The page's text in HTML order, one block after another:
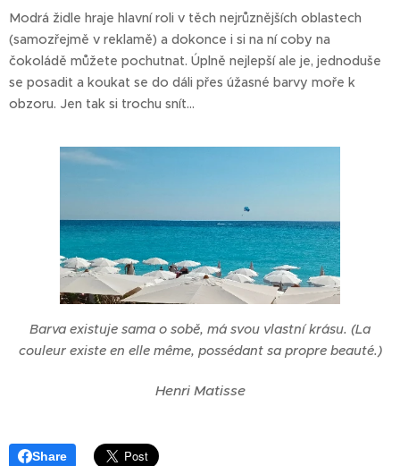
Modrá židle hraje hlavní roli v těch nejrůznějších oblastech
(samozřejmě v reklamě) a dokonce i si na ní coby na
čokoládě můžete pochutnat. Úplně nejlepší ale je, jednoduše
se posadit a koukat se do dáli přes úžasné barvy moře k
obzoru. Jen tak si trochu snít…
Barva existuje sama o sobě, má svou vlastní krásu. (La
couleur existe en elle même, possédant sa propre beauté.)
Henri Matisse
Share